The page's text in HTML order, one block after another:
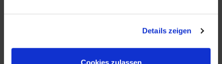
Details zeigen
Cookies zulassen
KONTAKT